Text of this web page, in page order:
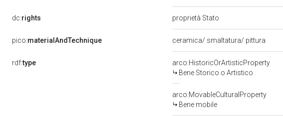
dc:rights proprietà Stato
pico:materialAndTechnique ceramica/ smaltatura/ pittura
rdf:type
arco:HistoricOrArtisticProperty
Bene Storico o Artistico
arco:MovableCulturalProperty
Bene mobile